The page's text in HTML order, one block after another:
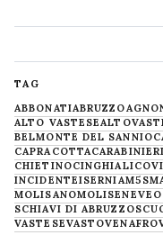
TAG
ABBONATIABRUZZO
ALTO VASTESE
BELMONTE DEL SANNIO
CAPRACOTTACARABINIERI
CHIETINOCINGHIALI
INCIDENTEISERNIAM5S
MOLISANOMOLISENEVE
SCHIAVI DI ABRUZZO
VASTESEVASTOVENAFRO